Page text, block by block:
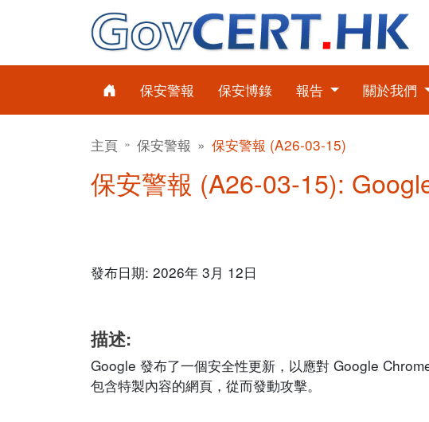
保安警報 保安博錄 報告 關於我們
主頁 保安警報 保安警報 (A26-03-15)
保安警報 (A26-03-15):
發布日期: 2026年 3月 12日
描述:
Google 發布了一個安全性更新，以應對 Google
包含特製內容的網頁，從而發動攻擊。